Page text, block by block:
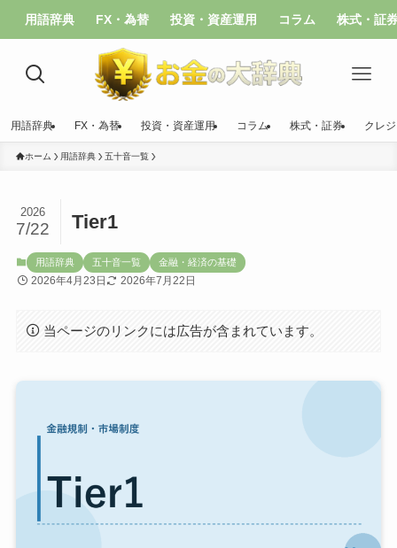
用語辞典 FX・為替 投資・資産運用 コラム 株式・証
用語辞典 FX・為替 投資・資産運用 コラム 株式・証券 クレ
ホーム 用語辞典 五十音一覧
Tier1
2026
7/22
用語辞典 五十音一覧 金融・経済の基礎
2026年4月23日 2026年7月22日
当ページのリンクには広告が含まれています。